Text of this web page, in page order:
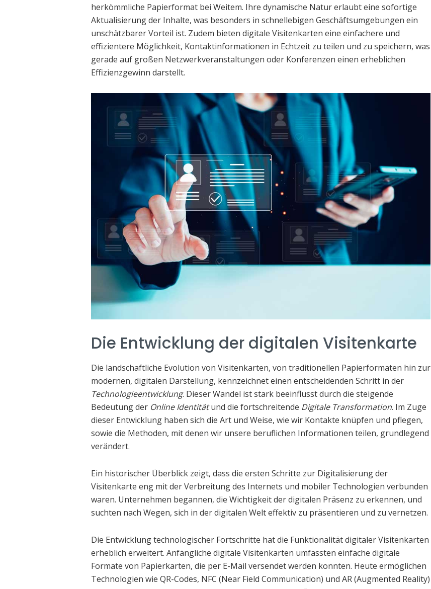
herkömmliche Papierformat bei Weitem. Ihre dynamische Natur erlaubt eine sofortige
Aktualisierung der Inhalte, was besonders in schnellebigen Geschäftsumgebungen ein
unschätzbarer Vorteil ist. Zudem bieten digitale Visitenkarten eine einfachere und
effizientere Möglichkeit, Kontaktinformationen in Echtzeit zu teilen und zu speichern, was
gerade auf großen Netzwerkveranstaltungen oder Konferenzen einen erheblichen
Effizienzgewinn darstellt.
Die Entwicklung der digitalen Visitenkarte
Die landschaftliche Evolution von Visitenkarten, von traditionellen Papierformaten hin zur
modernen, digitalen Darstellung, kennzeichnet einen entscheidenden Schritt in der
Technologieentwicklung. Dieser Wandel ist stark beeinflusst durch die steigende
Bedeutung der Online Identitätund die fortschreitende Digitale Transformation. Im Zuge
dieser Entwicklung haben sich die Art und Weise, wie wir Kontakte knüpfen und pflegen,
sowie die Methoden, mit denen wir unsere beruflichen Informationen teilen, grundlegend
verändert.
Ein historischer Überblick zeigt, dass die ersten Schritte zur Digitalisierung der
Visitenkarte eng mit der Verbreitung des Internets und mobiler Technologien verbunden
waren. Unternehmen begannen, die Wichtigkeit der digitalen Präsenz zu erkennen, und
suchten nach Wegen, sich in der digitalen Welt effektiv zu präsentieren und zu vernetzen.
Die Entwicklung technologischer Fortschritte hat die Funktionalität digitaler Visitenkarten
erheblich erweitert. Anfängliche digitale Visitenkarten umfassten einfache digitale
Formate von Papierkarten, die per E-Mail versendet werden konnten. Heute ermöglichen
Technologien wie QR-Codes, NFC (Near Field Communication) und AR (Augmented Reality)